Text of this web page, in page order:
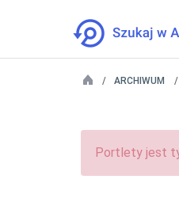
ARCHIWUM
Portlety jest